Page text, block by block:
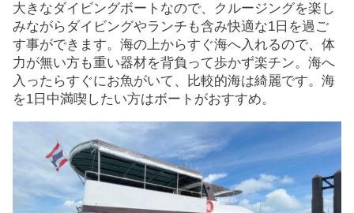
大きなダイビングボートなので、クルージングを楽し
みながらダイビングやランチも含み快適な1日を過ご
す事ができます。海の上からすぐ海へ入れるので、体
力が無い方も重い器材を背負って歩かず楽チン。海へ
入ったらすぐにお魚がいて、比較的海は綺麗です。海
を1日中満喫したい方はボートがおすすめ。